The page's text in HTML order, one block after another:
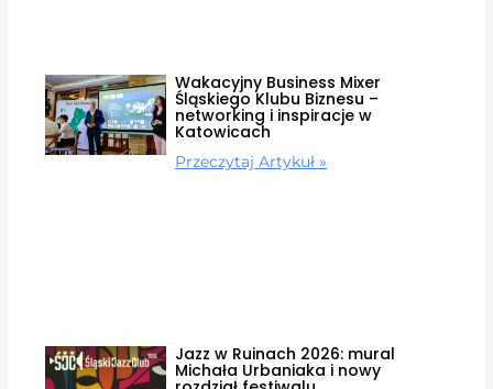
Wakacyjny Business Mixer
Śląskiego Klubu Biznesu –
networking i inspiracje w
Katowicach
Przeczytaj Artykuł »
Jazz w Ruinach 2026: mural
Michała Urbaniaka i nowy